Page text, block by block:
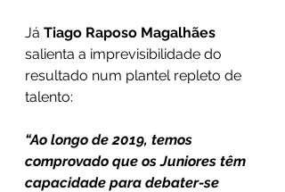
Já Tiago Raposo Magalhães
salienta a imprevisibilidade do
resultado num plantel repleto de
talento:
“Ao longo de 2019, temos
comprovado que os Juniores têm
capacidade para debater-se